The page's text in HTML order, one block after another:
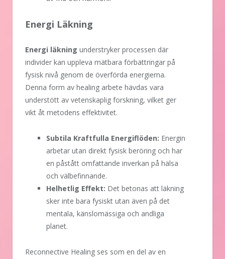
Energi Läkning
Energi läkning understryker processen där
individer kan uppleva mätbara förbättringar på
fysisk nivå genom de överförda energierna.
Denna form av healing arbete hävdas vara
understött av vetenskaplig forskning, vilket ger
vikt åt metodens effektivitet.
Subtila Kraftfulla Energiflöden: Energin
arbetar utan direkt fysisk beröring och har
en påstått omfattande inverkan på hälsa
och välbefinnande.
Helhetlig Effekt: Det betonas att läkning
sker inte bara fysiskt utan även på det
mentala, känslomässiga och andliga
planet.
Reconnective Healing ses som en del av en